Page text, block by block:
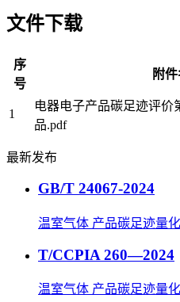
文件下载
序
号
附
1
电器电子产品碳足迹评价
品.pdf
最新发布
GB/T 24067-2024
温室气体 产品碳足迹量
T/CCPIA 260—2024
温室气体 产品碳足迹量